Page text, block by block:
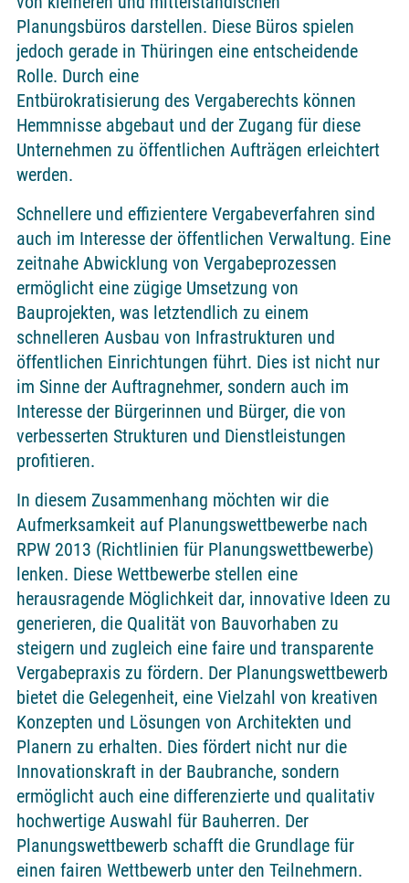
Planungsbüros darstellen. Diese Büros spielen
jedoch gerade in Thüringen eine entscheidende
Rolle. Durch eine
Entbürokratisierung des Vergaberechts können
Hemmnisse abgebaut und der Zugang für diese
Unternehmen zu öffentlichen Aufträgen erleichtert
werden.
Schnellere und effizientere Vergabeverfahren sind
auch im Interesse der öffentlichen Verwaltung. Eine
zeitnahe Abwicklung von Vergabeprozessen
ermöglicht eine zügige Umsetzung von
Bauprojekten, was letztendlich zu einem
schnelleren Ausbau von Infrastrukturen und
öffentlichen Einrichtungen führt. Dies ist nicht nur
im Sinne der Auftragnehmer, sondern auch im
Interesse der Bürgerinnen und Bürger, die von
verbesserten Strukturen und Dienstleistungen
profitieren.
In diesem Zusammenhang möchten wir die
Aufmerksamkeit auf Planungswettbewerbe nach
RPW 2013 (Richtlinien für Planungswettbewerbe)
lenken. Diese Wettbewerbe stellen eine
herausragende Möglichkeit dar, innovative Ideen zu
generieren, die Qualität von Bauvorhaben zu
steigern und zugleich eine faire und transparente
Vergabepraxis zu fördern. Der Planungswettbewerb
bietet die Gelegenheit, eine Vielzahl von kreativen
Konzepten und Lösungen von Architekten und
Planern zu erhalten. Dies fördert nicht nur die
Innovationskraft in der Baubranche, sondern
ermöglicht auch eine differenzierte und qualitativ
hochwertige Auswahl für Bauherren. Der
Planungswettbewerb schafft die Grundlage für
einen fairen Wettbewerb unter den Teilnehmern.